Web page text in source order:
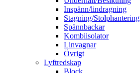
Inspänn/lindragning
Stagning/Stolphantering
Spännbackar
Kombiisolator
Linvagnar
Övrigt
Lyftredskap
Block